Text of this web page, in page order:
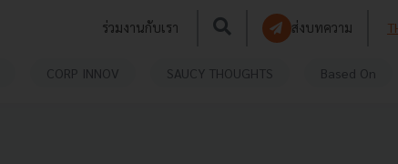
ร่วมงานกับเรา ส่งบทความ
CORP INNOV SAUCY THOUGHTS Based On